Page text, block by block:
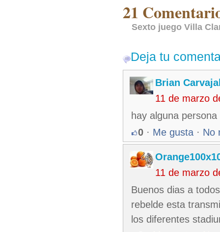
21
Sexto juego Villa
Deja tu
Brian
11 de marzo
hay alguna
0 · Me gusta · No
11 de marzo
Buenos dias a
rebelde esta
los diferentes